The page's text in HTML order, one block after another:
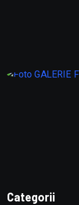
Categorii